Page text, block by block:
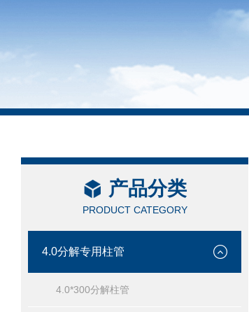
产品分类
PRODUCT CATEGORY
4.0分解专用柱管
4.0*300分解柱管